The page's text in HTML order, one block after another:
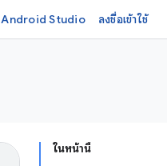
Android Studio ลงชื่อเข้าใช้
ในหน้านี้